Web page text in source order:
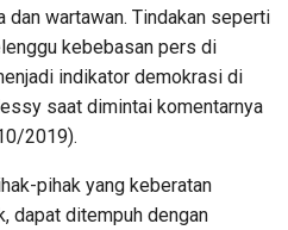
wartawan. Tindakan seperti
kebebasan pers di
indikator demokrasi di
saat dimintai komentarnya
2019).
pihak yang keberatan
dapat ditempuh dengan